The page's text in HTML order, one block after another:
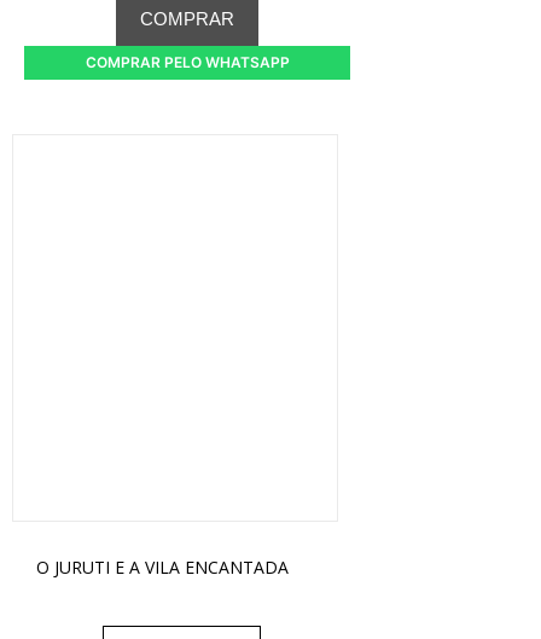
COMPRAR
COMPRAR PELO WHATSAPP
O JURUTI E A VILA ENCANTADA